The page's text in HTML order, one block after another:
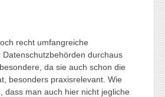
recht umfangreiche
Datenschutzbehörden durchaus
da sie auch schon die
besonders praxisrelevant. Wie
dass man auch hier nicht jegliche